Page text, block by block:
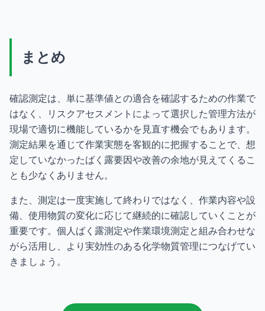
まとめ
確認測定は、単に基準値との適合を確認するための作業で
はなく、リスクアセスメントによって選択した管理方法が
現場で適切に機能しているかを見直す機会でもあります。
測定結果を通じて作業実態を客観的に把握することで、想
定していなかったばく露要因や改善の余地が見えてくるこ
とも少なくありません。
また、測定は一度実施して終わりではなく、作業内容や設
備、使用物質の変化に応じて継続的に確認していくことが
重要です。個人ばく露測定や作業環境測定と組み合わせな
がら活用し、より実効性のある化学物質管理につなげてい
きましょう。